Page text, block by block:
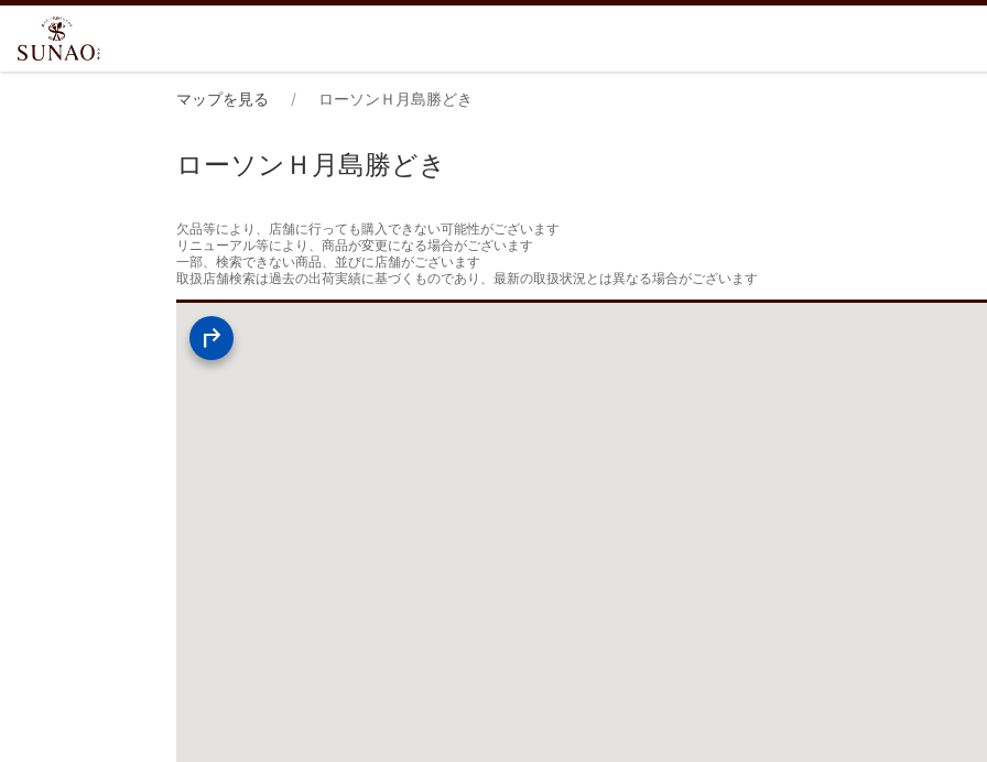
マップを見る ローソンＨ月島勝どき
ローソンＨ月島勝どき
欠品等により、店舗に行っても購入できない可能性がございます
リニューアル等により、商品が変更になる場合がございます
一部、検索できない商品、並びに店舗がございます
取扱店舗検索は過去の出荷実績に基づくものであり、最新の取扱状況とは異なる場合がございます